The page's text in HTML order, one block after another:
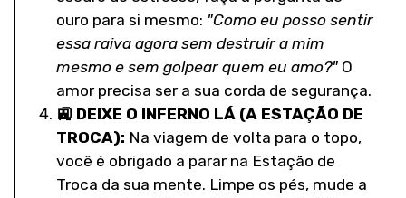
ouro para si mesmo: "Como eu posso sentir
essa raiva agora sem destruir a mim
mesmo e sem golpear quem eu amo?" O
amor precisa ser a sua corda de segurança.
🚉 DEIXE O INFERNO LÁ (A ESTAÇÃO DE
TROCA): Na viagem de volta para o topo,
você é obrigado a parar na Estação de
Troca da sua mente. Limpe os pés, mude a